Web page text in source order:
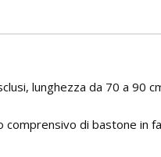
lunghezza da 70 a 90
di bastone in